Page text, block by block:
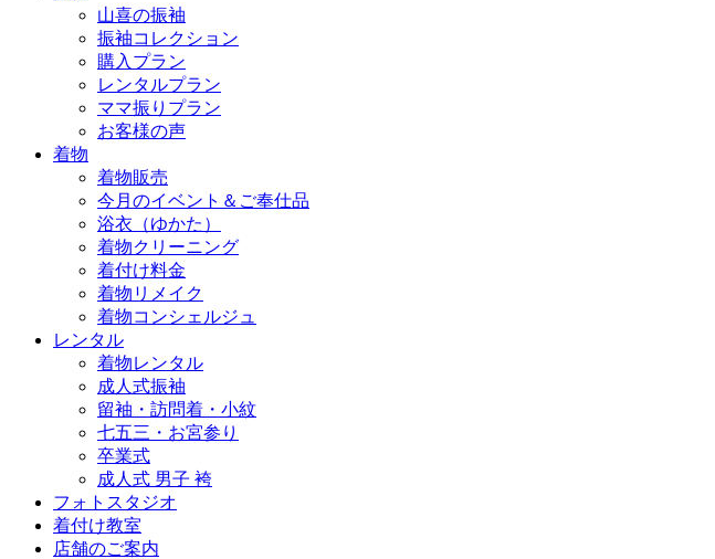
山喜の振袖
振袖コレクション
購入プラン
レンタルプラン
ママ振りプラン
お客様の声
着物
着物販売
今月のイベント＆ご奉仕品
浴衣（ゆかた）
着物クリーニング
着付け料金
着物リメイク
着物コンシェルジュ
レンタル
着物レンタル
成人式振袖
留袖・訪問着・小紋
七五三・お宮参り
卒業式
成人式 男子 袴
フォトスタジオ
着付け教室
店舗のご案内